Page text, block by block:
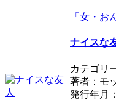
「女・
ナイスな
カテゴリ
著者：モ
発行年月